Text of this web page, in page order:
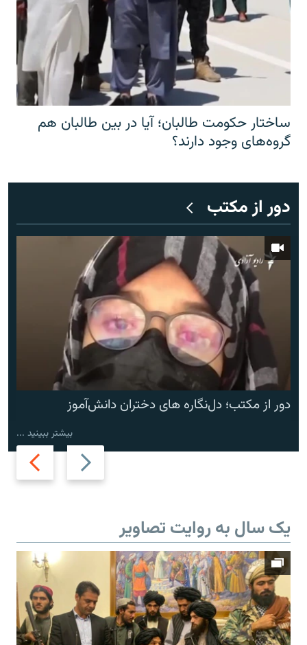
ساختار حکومت طالبان؛ آیا در بین طالبان هم
گروه‌های وجود دارند؟
دور از مکتب
Previous
slide
Next
slide
دور از مکتب؛ دل‌نگاره های دختران دانش‌آموز
بیشتر ببینید ...
یک سال به روایت تصاویر